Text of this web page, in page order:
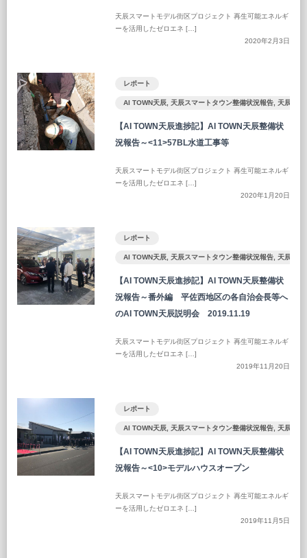
天辰スマートモデル街区プロジェクト 再生可能エネルギ
ーを活用したゼロエネ […]
2020年2月3日
レポート
AI TOWN天辰, 天辰スマートタウン整備状況報告, 天辰ST
【AI TOWN天辰進捗記】AI TOWN天辰整備状
況報告～<11>57BL水道工事等
天辰スマートモデル街区プロジェクト 再生可能エネルギ
ーを活用したゼロエネ […]
2020年1月20日
レポート
AI TOWN天辰, 天辰スマートタウン整備状況報告, 天辰ST
【AI TOWN天辰進捗記】AI TOWN天辰整備状
況報告～番外編 平佐西地区の各自治会長等へ
のAI TOWN天辰説明会 2019.11.19
天辰スマートモデル街区プロジェクト 再生可能エネルギ
ーを活用したゼロエネ […]
2019年11月20日
レポート
AI TOWN天辰, 天辰スマートタウン整備状況報告, 天辰ST
【AI TOWN天辰進捗記】AI TOWN天辰整備状
況報告～<10>モデルハウスオープン
天辰スマートモデル街区プロジェクト 再生可能エネルギ
ーを活用したゼロエネ […]
2019年11月5日